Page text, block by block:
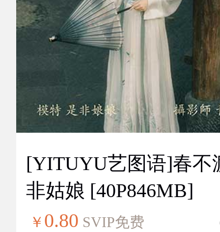
[YITUYU艺图语]春不
非姑娘 [40P846MB]
￥ 0.80 SVIP免费